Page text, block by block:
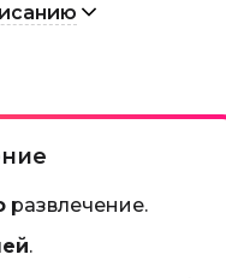
развлечение.
.